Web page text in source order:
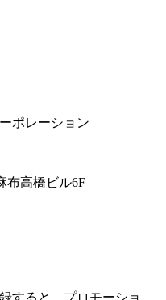
ポレーション
布高橋ビル6F
すると、プロモーショ